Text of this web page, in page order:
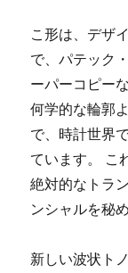
こ形は、デザ
で、パテック
ーパーコピー
何学的な輪郭
で、時計世界
ています。 こ
絶対的なトラ
ンシャルを秘
新しい波状ト